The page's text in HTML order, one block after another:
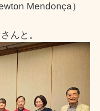
Mendonça）
んと。